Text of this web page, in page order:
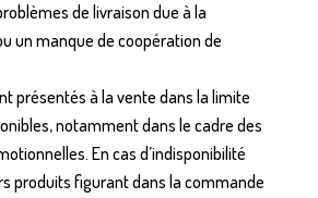
de livraison due à la
un manque de coopération de
présentés à la vente dans la limite
notamment dans le cadre des
En cas d’indisponibilité
produits figurant dans la commande